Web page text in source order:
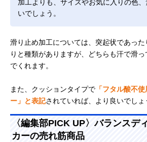
加工よりも、サイズやお気に入りの色
いでしょう。
滑り止め加工については、突起状であっ
りと種類がありますが、どちらも汗で滑
でくれます。
また、クッションタイプで 「フタル酸不
ー」と表記されていれば、より良いでしょ
〈編集部PICK UP〉バランスデ
カーの売れ筋商品